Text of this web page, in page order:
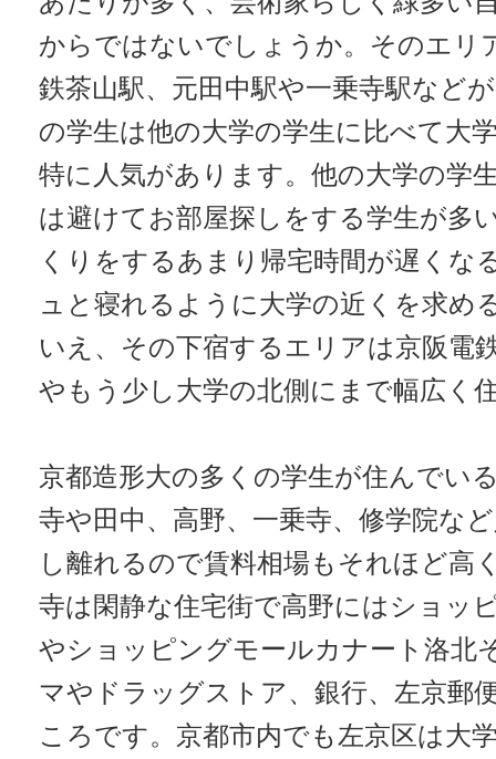
からではないでしょうか。そのエリ
鉄茶山駅、元田中駅や一乗寺駅など
の学生は他の大学の学生に比べて大
特に人気があります。他の大学の学
は避けてお部屋探しをする学生が多
くりをするあまり帰宅時間が遅くな
ュと寝れるように大学の近くを求め
いえ、その下宿するエリアは京阪電
やもう少し大学の北側にまで幅広く
京都造形大の多くの学生が住んでい
寺や田中、高野、一乗寺、修学院な
し離れるので賃料相場もそれほど高
寺は閑静な住宅街で高野にはショッ
やショッピングモールカナート洛北
マやドラッグストア、銀行、左京郵
ころです。京都市内でも左京区は大